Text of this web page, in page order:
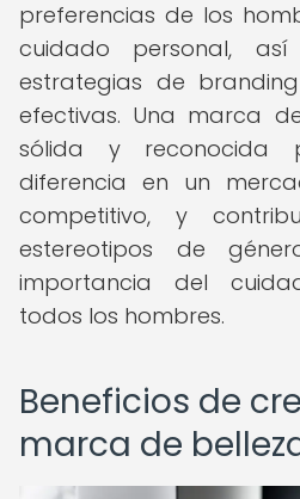
preferencias de los
cuidado personal,
estrategias de
efectivas. Una marca
sólida y reconocida
diferencia en un
competitivo, y
estereotipos de
importancia del
todos los hombres.
Beneficios de
marca de